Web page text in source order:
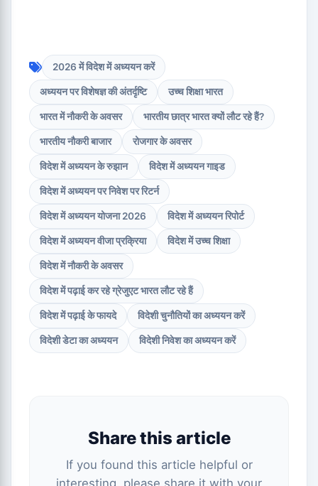
2026 में विदेश में अध्ययन करें
अध्ययन पर विशेषज्ञ की अंतर्दृष्टि उच्च शिक्षा भारत
भारत में नौकरी के अवसर भारतीय छात्र भारत क्यों लौट रहे हैं?
भारतीय नौकरी बाजार रोजगार के अवसर
विदेश में अध्ययन के रुझान विदेश में अध्ययन गाइड
विदेश में अध्ययन पर निवेश पर रिटर्न
विदेश में अध्ययन योजना 2026 विदेश में अध्ययन रिपोर्ट
विदेश में अध्ययन वीजा प्रक्रिया विदेश में उच्च शिक्षा
विदेश में नौकरी के अवसर
विदेश में पढ़ाई कर रहे ग्रेजुएट भारत लौट रहे हैं
विदेश में पढ़ाई के फायदे विदेशी चुनौतियों का अध्ययन करें
विदेशी डेटा का अध्ययन विदेशी निवेश का अध्ययन करें
Share this article
If you found this article helpful or
interesting, please share it with your